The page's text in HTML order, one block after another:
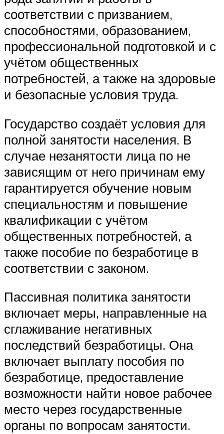
соответствии с призванием,
способностями, образованием,
профессиональной подготовкой и с
учётом общественных
потребностей, а также на здоровые
и безопасные условия труда.
Государство создаёт условия для
полной занятости населения. В
случае незанятости лица по не
зависящим от него причинам ему
гарантируется обучение новым
специальностям и повышение
квалификации с учётом
общественных потребностей, а
также пособие по безработице в
соответствии с законом.
Пассивная политика занятости
включает меры, направленные на
сглаживание негативных
последствий безработицы. Она
включает выплату пособия по
безработице, предоставление
возможности найти новое рабочее
место через государственные
органы по вопросам занятости.